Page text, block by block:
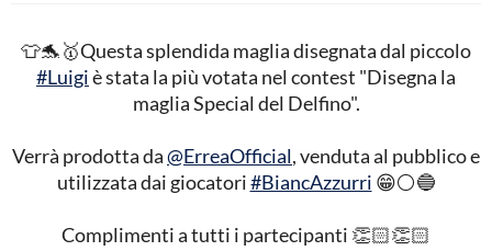
👕🐬🥇Questa splendida maglia disegnata dal piccolo
#Luigiè stata la più votata nel contest "Disegna la
maglia Special del Delfino".
Verrà prodotta da@ErreaOfficial, venduta al pubblico e
utilizzata dai giocatori#BiancAzzurri 😁⚪🔵
Complimenti a tutti i partecipanti 👏🏻👏🏻